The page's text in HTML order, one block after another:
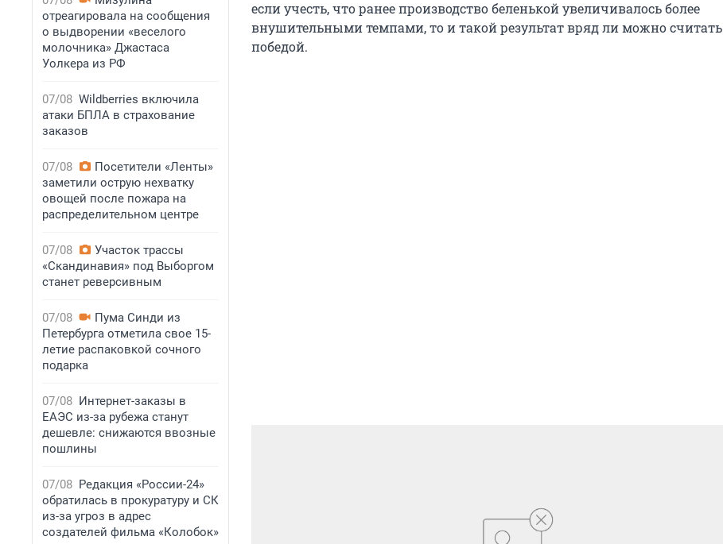
отреагировала на сообщения
о выдворении «веселого
молочника» Джастаса
Уолкера из РФ
07/08 Wildberries включила
атаки БПЛА в страхование
заказов
07/08
Посетители «Ленты»
заметили острую нехватку
овощей после пожара на
распределительном центре
07/08
Участок трассы
«Скандинавия» под Выборгом
станет реверсивным
07/08
Пума Синди из
Петербурга отметила свое 15-
летие распаковкой сочного
подарка
07/08 Интернет-заказы в
ЕАЭС из-за рубежа станут
дешевле: снижаются ввозные
пошлины
07/08 Редакция «России-24»
обратилась в прокуратуру и СК
из-за угроз в адрес
создателей фильма «Колобок»
если учесть, что ранее производство беленькой увеличивалось более
внушительными темпами, то и такой результат вряд ли можно считать
победой.